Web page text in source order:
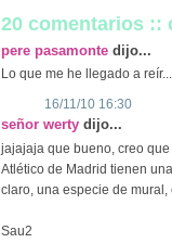
20 comentarios ::
pere pasamonte dijo...
Lo que me he llegado a
16/11/10 16:30
señor werty dijo...
jajajaja que bueno, creo
Atlético de Madrid tienen
claro, una especie de mural,
Sau2